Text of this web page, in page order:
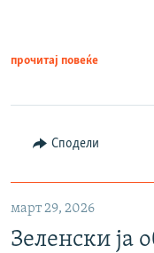
прочитај повеќе
Сподели
март 29, 2026
Зеленски ја